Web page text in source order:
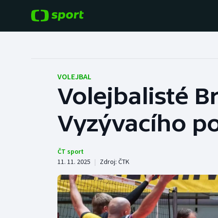
Hokej
Tenis
Cyklistika
Baseball a softbal
Basketbal
Boby a skeleton
Box
VOLEJBAL
Volejbalisté
Vyzývacího
ČT sport
11. 11. 2025 | Zdroj: ČTK